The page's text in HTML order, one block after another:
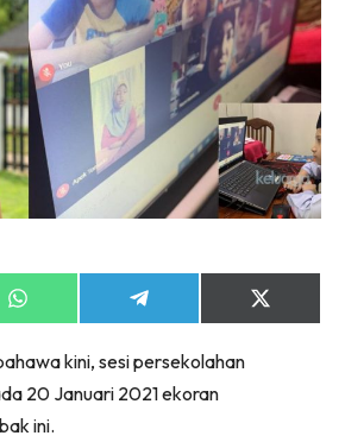
Share
on
Share
on
Share
on
kini, sesi persekolahan
20 Januari 2021 ekoran
ini.